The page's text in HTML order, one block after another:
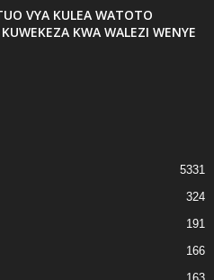
VYA KULEA WATOTO
KWA WALEZI WENYE
5331
324
191
166